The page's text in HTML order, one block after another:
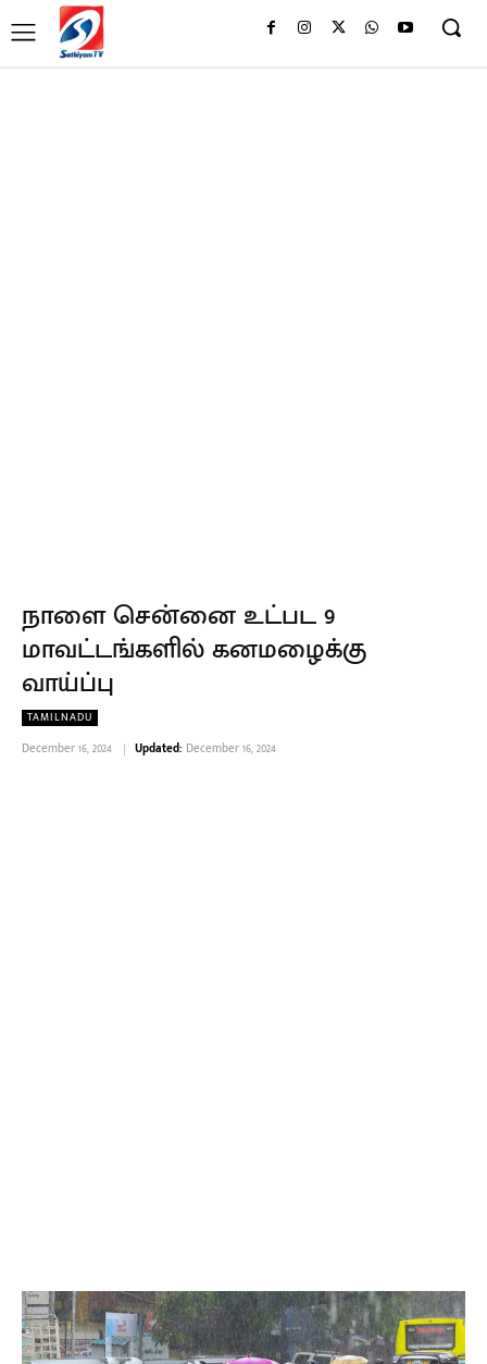
நாளை சென்னை உட்பட 9
மாவட்டங்களில் கனமழைக்கு
வாய்ப்பு
TAMILNADU
December 16, 2024 Updated: December 16, 2024